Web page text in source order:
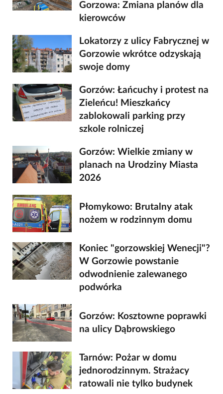
Gorzowa: Zmiana planów dla
kierowców
Lokatorzy z ulicy Fabrycznej w
Gorzowie wkrótce odzyskają
swoje domy
Gorzów: Łańcuchy i protest na
Zieleńcu! Mieszkańcy
zablokowali parking przy
szkole rolniczej
Gorzów: Wielkie zmiany w
planach na Urodziny Miasta
2026
Płomykowo: Brutalny atak
nożem w rodzinnym domu
Koniec "gorzowskiej Wenecji"?
W Gorzowie powstanie
odwodnienie zalewanego
podwórka
Gorzów: Kosztowne poprawki
na ulicy Dąbrowskiego
Tarnów: Pożar w domu
jednorodzinnym. Strażacy
ratowali nie tylko budynek